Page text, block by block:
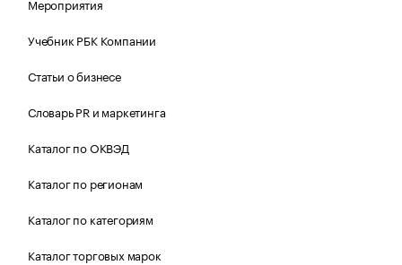
Мероприятия
Учебник РБК Компании
Статьи о бизнесе
Словарь PR и маркетинга
Каталог по ОКВЭД
Каталог по регионам
Каталог по категориям
Каталог торговых марок